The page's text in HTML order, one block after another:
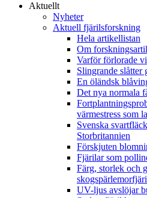
Aktuellt
Nyheter
Aktuell fjärilsforskning
Hela artikellistan
Om
Varför förlorade
Slingrande slåtter
En öländsk
Det nya normala
värmestress som
Svenska
Storbritannien
Förskjuten
Fjärilar som
Färg, storlek och
UV-ljus avslöjar